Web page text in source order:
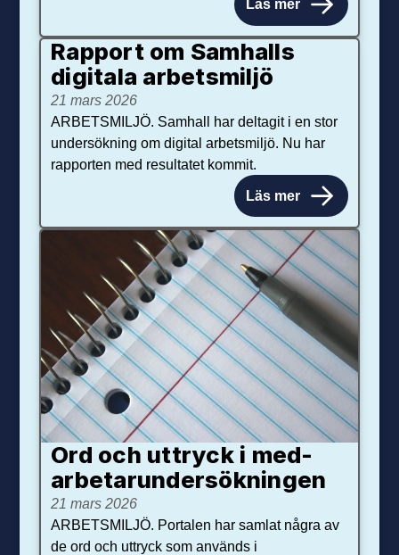
Läs mer
Rapport om Samhalls
digitala arbetsmiljö
21 mars 2026
ARBETSMILJÖ. Samhall har deltagit i en stor
undersökning om digital arbetsmiljö. Nu har
rapporten med resultatet kommit.
Läs mer
Ord och uttryck i med­­
arbetar­­under­sökningen
21 mars 2026
ARBETSMILJÖ. Portalen har samlat några av
de ord och uttryck som används i